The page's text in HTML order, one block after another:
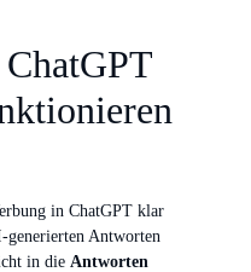
in ChatGPT klar
generierten Antworten
in die Antworten